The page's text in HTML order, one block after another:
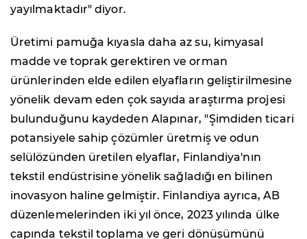
yayılmaktadır" diyor.
Üretimi pamuğa kıyasla daha az su, kimyasal
madde ve toprak gerektiren ve orman
ürünlerinden elde edilen elyafların geliştirilmesine
yönelik devam eden çok sayıda araştırma projesi
bulunduğunu kaydeden Alapınar, "Şimdiden ticari
potansiyele sahip çözümler üretmiş ve odun
selülözünden üretilen elyaflar, Finlandiya'nın
tekstil endüstrisine yönelik sağladığı en bilinen
inovasyon haline gelmiştir. Finlandiya ayrıca, AB
düzenlemelerinden iki yıl önce, 2023 yılında ülke
çapında tekstil toplama ve geri dönüşümünü